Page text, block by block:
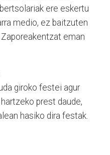
ere eskertu
medio, ez baitzuten
eman
giroko festei agur
prest daude,
hasiko dira festak.